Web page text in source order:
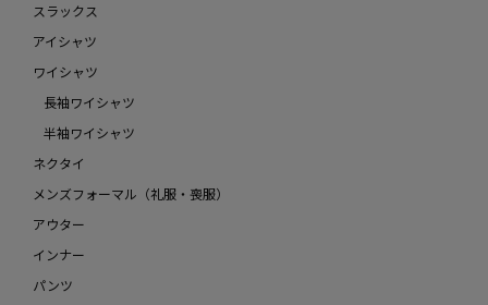
スラックス
アイシャツ
ワイシャツ
長袖ワイシャツ
半袖ワイシャツ
ネクタイ
メンズフォーマル（礼服・喪服）
アウター
インナー
パンツ